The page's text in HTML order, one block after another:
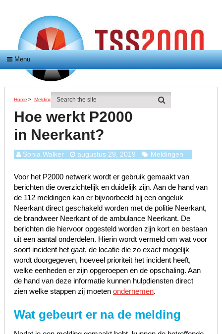
Menu
Home > Meldingen > Hoe Werkt P2000 In Neerkant?
Hoe werkt P2000
in Neerkant?
Sonia Walker augustus 29, 2019 Meldingen
Voor het P2000 netwerk wordt er gebruik gemaakt van
berichten die overzichtelijk en duidelijk zijn. Aan de hand van
de 112 meldingen kan er bijvoorbeeld bij een ongeluk
Neerkant direct geschakeld worden met de politie Neerkant,
de brandweer Neerkant of de ambulance Neerkant. De
berichten die hiervoor opgesteld worden zijn kort en bestaan
uit een aantal onderdelen. Hierin wordt vermeld om wat voor
soort incident het gaat, de locatie die zo exact mogelijk
wordt doorgegeven, hoeveel prioriteit het incident heeft,
welke eenheden er zijn opgeroepen en de opschaling. Aan
de hand van deze informatie kunnen hulpdiensten direct
zien welke stappen zij moeten ondernemen.
Wat gebeurt er na de melding